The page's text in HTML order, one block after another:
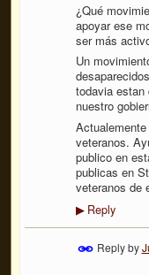
¿Qué
apoyar ese
ser más
Un
todavia estan
nuestro
veteranos.
publico en
publicas en
veteranos de
▶Reply
Reply by